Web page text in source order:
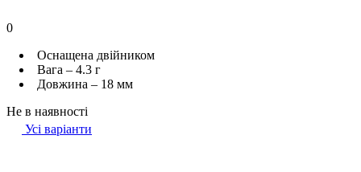
0
Оснащена двійником
Вага – 4.3 г
Довжина – 18 мм
Не в наявності
Усі варіанти